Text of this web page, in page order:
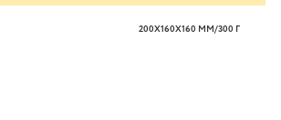
200Х160Х160 ММ/300 Г